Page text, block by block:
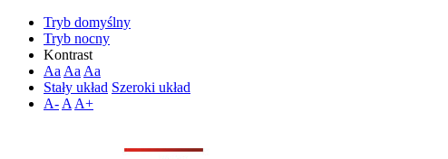
Tryb domyślny
Tryb nocny
Kontrast
Aa Aa Aa
Stały układ Szeroki układ
A- A A+